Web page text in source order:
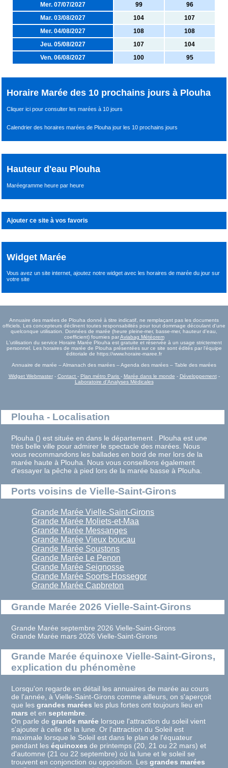
Mer. 07/07/2027
99
96
Mar. 03/08/2027
104
107
Mer. 04/08/2027
108
108
Jeu. 05/08/2027
107
104
Ven. 06/08/2027
100 95
Horaire Marée des 10 prochains jours à Plouha
Cliquer ici pour consulter les marées à 10 jours
Calendrier des horaires marées de Plouha jour les 10 prochains jours
Hauteur d'eau Plouha
Maréegramme heure par heure
Ajouter ce site à vos favoris
Widget Marée
Vous avez un site internet,ajoutez notre widget avec les horaires de marée du joursur
votre site
Annuaire des marées de Plouha donné à titre indicatif, ne remplaçant pas les documents
officiels. Les concepteurs déclinent toutes responsabilités pour tout dommage découlant d'une
quelconque utilisation. Données de marée (heure pleine-mer, basse-mer, hauteur d'eau,
coefficient) fournies parAviabag Météorem
L'utilisation du service Horaire Marée Plouha est gratuite et réservée à un usage strictement
personnel. Les horaires de marée de Plouha présentées sur ce site sont édités par l'équipe
éditoriale de https://www.horaire-maree.fr
Annuaire de marée – Almanach des marées – Agenda des marées – Table des marées
Widget Webmaster- Contact - Plan métro Paris - Marée dans le monde - Développement-
Laboratoire d'Analyses Médicales
Plouha - Localisation
Plouha () est située en dans le département . Plouha est une
très belle ville pour admirer le spectacle des marées. Nous
vous recommandons les ballades en bord de mer lors de la
marée haute à Plouha. Nous vous conseillons également
d'essayer la pêche à pied lors de la marée basse à Plouha.
Ports voisins de Vielle-Saint-Girons
Grande Marée Vielle-Saint-Girons
Grande Marée Moliets-et-Maa
Grande Marée Messanges
Grande Marée Vieux boucau
Grande Marée Soustons
Grande Marée Le Penon
Grande Marée Seignosse
Grande Marée Soorts-Hossegor
Grande Marée Capbreton
Grande Marée 2026 Vielle-Saint-Girons
Grande Marée septembre 2026 Vielle-Saint-Girons
Grande Marée mars 2026 Vielle-Saint-Girons
Grande Marée équinoxe Vielle-Saint-Girons,
explication du phénomène
Lorsqu'on regarde en détail les annuaires de marée au cours
de l'année, à Vielle-Saint-Girons comme ailleurs, on s'aperçoit
que lesgrandes marées les plus fortes ont toujours lieu en
mars et enseptembre
On parle degrande marée lorsque l'attraction du soleil vient
s'ajouter à celle de la lune. Or l'attraction du Soleil est
maximale lorsque le Soleil est dans le plan de l'équateur
pendant leséquinoxes de printemps (20, 21 ou 22 mars) et
d'automne (21 ou 22 septembre) où la lune et le soleil se
trouvent en conjonction ou opposition. Lesgrandes marées